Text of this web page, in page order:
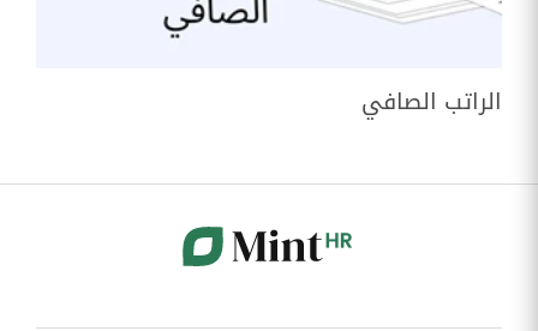
الراتب الصافي